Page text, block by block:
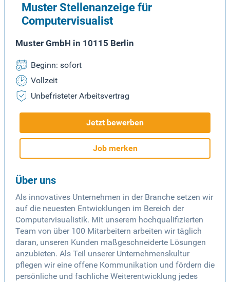
Muster Stellenanzeige für
Computervisualist
Muster GmbH in 10115 Berlin
Beginn: sofort
Vollzeit
Unbefristeter Arbeitsvertrag
Jetzt bewerben
Job merken
Über uns
Als innovatives Unternehmen in der Branche setzen wir
auf die neuesten Entwicklungen im Bereich der
Computervisualistik. Mit unserem hochqualifizierten
Team von über 100 Mitarbeitern arbeiten wir täglich
daran, unseren Kunden maßgeschneiderte Lösungen
anzubieten. Als Teil unserer Unternehmenskultur
pflegen wir eine offene Kommunikation und fördern die
persönliche und fachliche Weiterentwicklung jedes